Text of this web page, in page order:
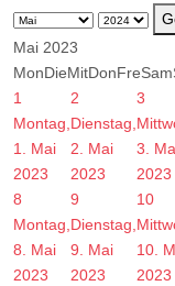
Mai 2023
MonDieMitDonFreSam
1
Montag,
1. Mai
2023
2
Dienstag,
2. Mai
2023
3
3.
2023
8
Montag,
8. Mai
2023
9
Dienstag,
9. Mai
2023
10
10.
2023